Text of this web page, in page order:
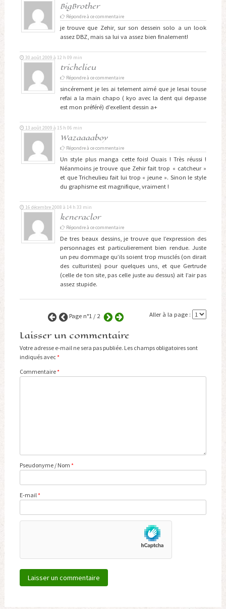
BigBrother
Répondre à ce commentaire
je trouve que Zehir, sur son dessein solo a un look
assez DBZ, mais sa lui va assez bien finalement!
trichelieu
30 août 2009 à 12 h 09 min
Répondre à ce commentaire
sincérement je les ai telement aimé que je lesai touse
refai a la main chapo ( kyo avec la dent qui depasse
est mon préféré) d’exellent dessin a+
Wazaaaaboy
13 août 2009 à 15 h 06 min
Répondre à ce commentaire
Un style plus manga cette fois! Ouais ! Très réussi !
Néanmoins je trouve que Zehir fait trop « catcheur »
et que Tricheulieu fait lui trop « jeune ». Sinon le style
du graphisme est magnifique, vraiment !
keneraclor
16 décembre 2008 à 14 h 33 min
Répondre à ce commentaire
De tres beaux dessins, je trouve que l’expression des
personnages est particulierement bien rendue. Juste
un peu dommage qu’ils soient trop musclés (on dirait
des culturistes) pour quelques uns, et que Gertrude
(celle de ton site, pas celle juste au dessus) ait l’air pas
assez stupide.
Aller à la page :
Page n°1 / 2
Laisser un commentaire
Votre adresse e-mail ne sera pas publiée. Les champs obligatoires sont
indiqués avec*
Commentaire*
Pseudonyme / Nom *
E-mail*